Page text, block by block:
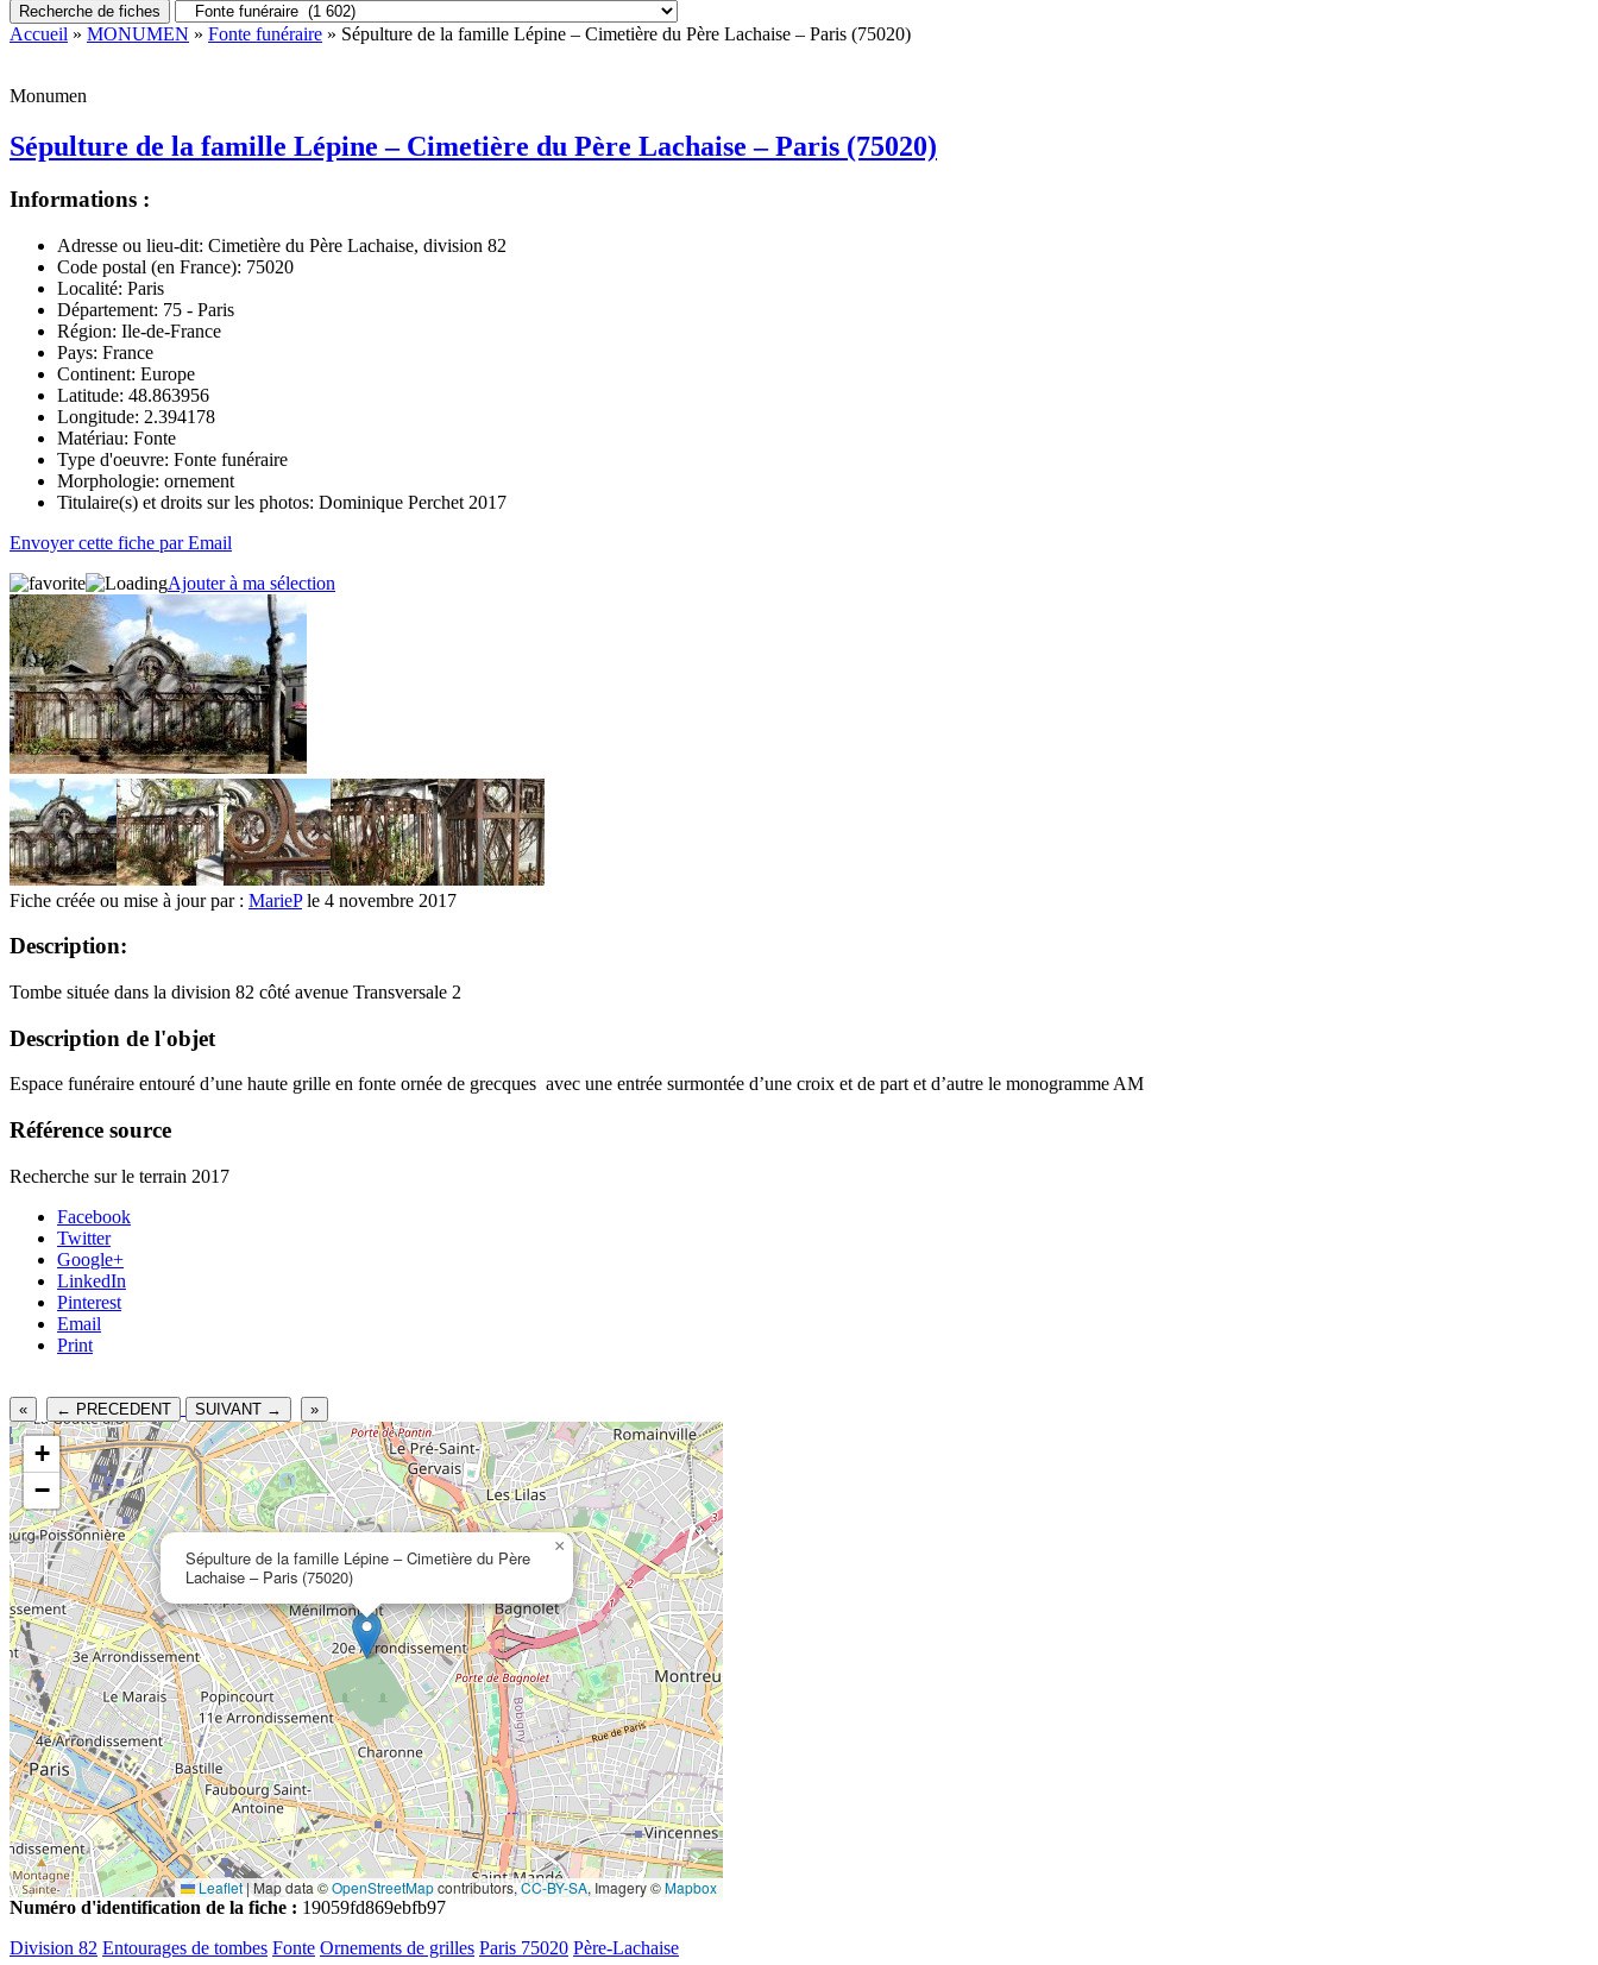
Recherche de fiches
Accueil » MONUMEN » Fonte funéraire » Sépulture de la famille Lépine – Cimetière du Père Lachaise – Paris (75020)
Monumen
Sépulture de la famille Lépine – Cimetière du Père Lachaise – Paris (75020)
Informations :
Adresse ou lieu-dit: Cimetière du Père Lachaise, division 82
Code postal (en France): 75020
Localité: Paris
Département: 75 - Paris
Région: Ile-de-France
Pays: France
Continent: Europe
Latitude: 48.863956
Longitude: 2.394178
Matériau: Fonte
Type d'oeuvre: Fonte funéraire
Morphologie: ornement
Titulaire(s) et droits sur les photos: Dominique Perchet 2017
Envoyer cette fiche par Email
Ajouter à ma sélection
Fiche créée ou mise à jour par : MariePle 4 novembre 2017
Description:
Tombe située dans la division 82 côté avenue Transversale 2
Description de l'objet
Espace funéraire entouré d’une haute grille en fonte ornée de grecques avec une entrée surmontée d’une croix et de part et d’autre le monogramme AM
Référence source
Recherche sur le terrain 2017
Facebook
Twitter
Google+
LinkedIn
Pinterest
Email
Print
« ← PRECEDENT SUIVANT → »
Sépulture de la famille Lépine – Cimetière du Père
Lachaise – Paris (75020)
×
+
−
Leaflet|Map data ©OpenStreetMapcontributors,CC-BY-SA, Imagery ©Mapbox
Numéro d'identification de la fiche : 19059fd869ebfb97
Division 82 Entourages de tombes Fonte Ornements de grilles Paris 75020 Père-Lachaise